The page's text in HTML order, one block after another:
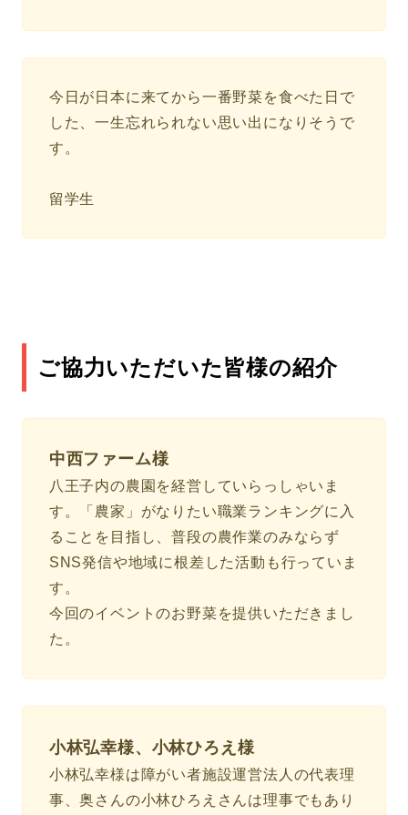
今日が日本に来てから一番野菜を食べた日で
した、一生忘れられない思い出になりそうで
す。
留学生
ご協力いただいた皆様の紹介
中西ファーム様
八王子内の農園を経営していらっしゃいま
す。「農家」がなりたい職業ランキングに入
ることを目指し、普段の農作業のみならず
SNS発信や地域に根差した活動も行っていま
す。
今回のイベントのお野菜を提供いただきまし
た。
小林弘幸様、小林ひろえ様
小林弘幸様は障がい者施設運営法人の代表理
事、奥さんの小林ひろえさんは理事でもあり